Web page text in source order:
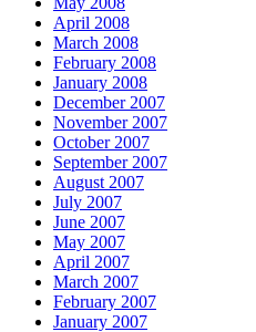
April 2008
March 2008
February 2008
January 2008
December 2007
November 2007
October 2007
September 2007
August 2007
July 2007
June 2007
May 2007
April 2007
March 2007
February 2007
January 2007